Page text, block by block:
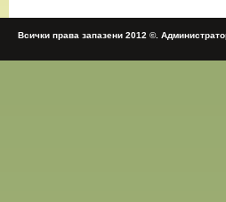
Всички права запазени 2012 ©.